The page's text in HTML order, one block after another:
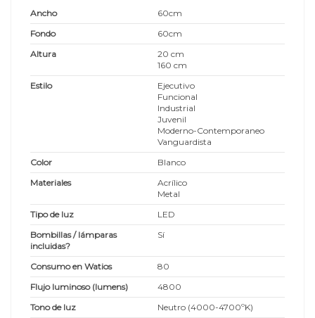
Ancho
60cm
Fondo
60cm
Altura
20 cm
160 cm
Estilo
Ejecutivo
Funcional
Industrial
Juvenil
Moderno-Contemporaneo
Vanguardista
Color
Blanco
Materiales
Acrílico
Metal
Tipo de luz
LED
Bombillas / lámparas
incluidas?
Sí
Consumo en Watios
80
Flujo luminoso (lumens)
4800
Tono de luz
Neutro (4000-4700ºK)